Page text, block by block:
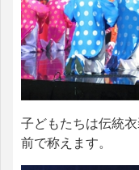
子どもたちは伝統
前で称えます。